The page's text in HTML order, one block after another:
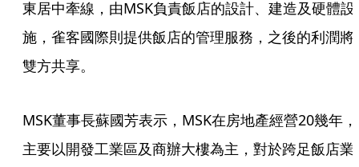
東居中牽線，由MSK負責飯店的設計、建造及硬體設
施，雀客國際則提供飯店的管理服務，之後的利潤將
雙方共享。
MSK董事長蘇國芳表示，MSK在房地產經營20幾年，
主要以開發工業區及商辦大樓為主，對於跨足飯店業